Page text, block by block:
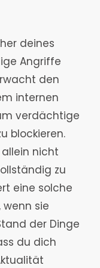
deines
Angriffe
den
internen
verdächtige
blockieren.
nicht
zu
eine solche
wenn sie
der Dinge
du dich